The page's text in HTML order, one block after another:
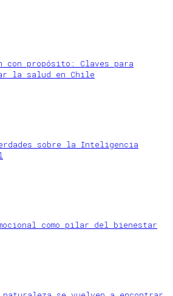
con propósito: Claves para
la salud en Chile
sobre la Inteligencia
como pilar del bienestar